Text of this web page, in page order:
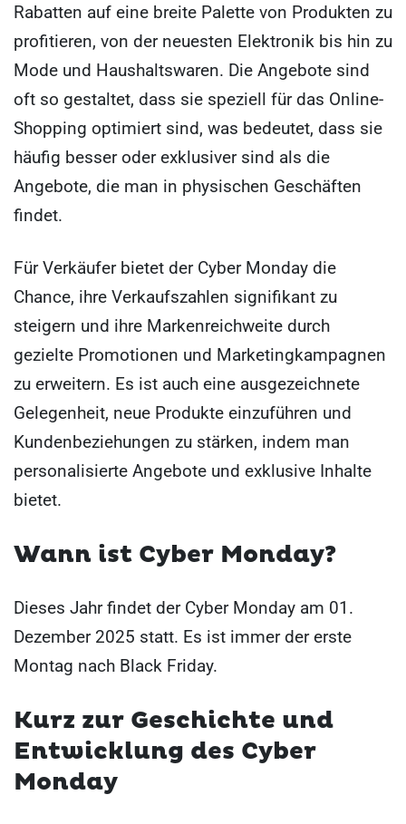
Rabatten auf eine breite Palette von Produkten zu
profitieren, von der neuesten Elektronik bis hin zu
Mode und Haushaltswaren. Die Angebote sind
oft so gestaltet, dass sie speziell für das Online-
Shopping optimiert sind, was bedeutet, dass sie
häufig besser oder exklusiver sind als die
Angebote, die man in physischen Geschäften
findet.
Für Verkäufer bietet der Cyber Monday die
Chance, ihre Verkaufszahlen signifikant zu
steigern und ihre Markenreichweite durch
gezielte Promotionen und Marketingkampagnen
zu erweitern. Es ist auch eine ausgezeichnete
Gelegenheit, neue Produkte einzuführen und
Kundenbeziehungen zu stärken, indem man
personalisierte Angebote und exklusive Inhalte
bietet.
Wann ist Cyber Monday?
Dieses Jahr findet der Cyber Monday am 01.
Dezember 2025 statt. Es ist immer der erste
Montag nach Black Friday.
Kurz zur Geschichte und
Entwicklung des Cyber
Monday